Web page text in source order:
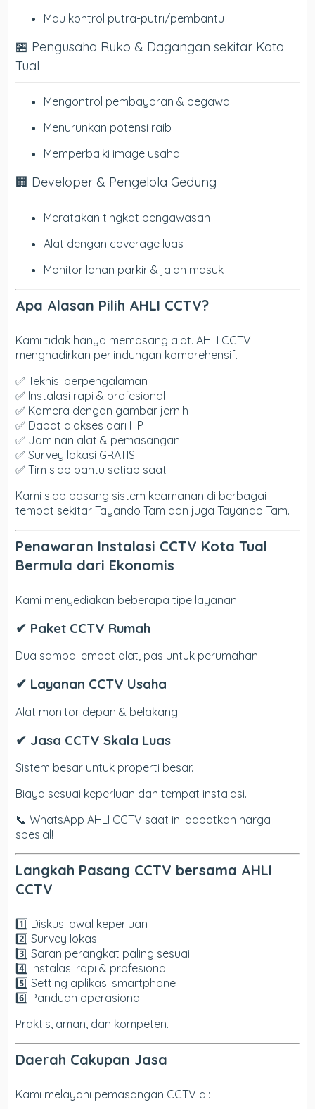
Mau kontrol putra-putri/pembantu
🏪 Pengusaha Ruko & Dagangan sekitar Kota
Tual
Mengontrol pembayaran & pegawai
Menurunkan potensi raib
Memperbaiki image usaha
🏢 Developer & Pengelola Gedung
Meratakan tingkat pengawasan
Alat dengan coverage luas
Monitor lahan parkir & jalan masuk
Apa Alasan Pilih AHLI CCTV?
Kami tidak hanya memasang alat. AHLI CCTV
menghadirkan perlindungan komprehensif.
✅ Teknisi berpengalaman
✅ Instalasi rapi & profesional
✅ Kamera dengan gambar jernih
✅ Dapat diakses dari HP
✅ Jaminan alat & pemasangan
✅ Survey lokasi GRATIS
✅ Tim siap bantu setiap saat
Kami siap pasang sistem keamanan di berbagai
tempat sekitar Tayando Tam dan juga Tayando Tam.
Penawaran Instalasi CCTV Kota Tual
Bermula dari Ekonomis
Kami menyediakan beberapa tipe layanan:
✔ Paket CCTV Rumah
Dua sampai empat alat, pas untuk perumahan.
✔ Layanan CCTV Usaha
Alat monitor depan & belakang.
✔ Jasa CCTV Skala Luas
Sistem besar untuk properti besar.
Biaya sesuai keperluan dan tempat instalasi.
📞 WhatsApp AHLI CCTV saat ini dapatkan harga
spesial!
Langkah Pasang CCTV bersama AHLI
CCTV
1️⃣ Diskusi awal keperluan
2️⃣ Survey lokasi
3️⃣ Saran perangkat paling sesuai
4️⃣ Instalasi rapi & profesional
5️⃣ Setting aplikasi smartphone
6️⃣ Panduan operasional
Praktis, aman, dan kompeten.
Daerah Cakupan Jasa
Kami melayani pemasangan CCTV di: